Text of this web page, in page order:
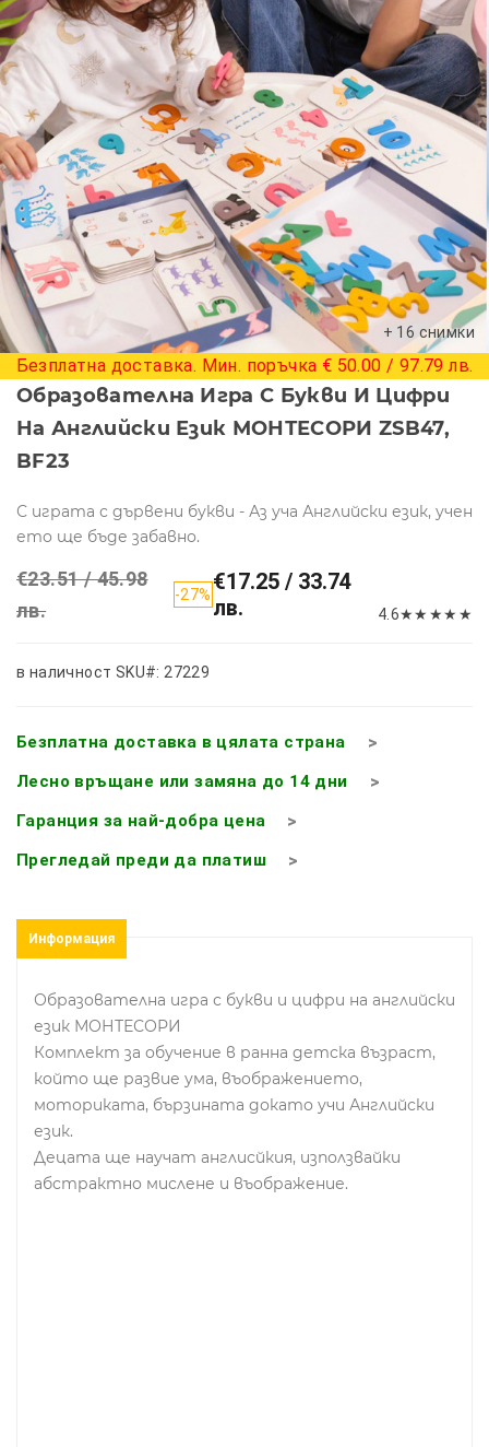
+ 16 снимки
Безплатна доставка. Мин. поръчка € 50.00 / 97.79 лв.
Образователна Игра С Букви И Цифри
На Английски Език МОНТЕСОРИ ZSB47,
BF23
С играта с дървени букви - Аз уча Английски език, учен
ето ще бъде забавно.
€23.51 / 45.98
лв.
-27%€17.25 / 33.74
лв.
4.6★★ ★★ ★
в наличност SKU#: 27229
Безплатна доставка в цялата страна
Лесно връщане или замяна до 14 дни
Гаранция за най-добра цена
Прегледай преди да платиш
Информация
Образователна игра с букви и цифри на английски
език МОНТЕСОРИ
Комплект за обучение в ранна детска възраст,
който ще развие ума, въображението,
моториката, бързината докато учи Английски
език.
Децата ще научат англисйкия, използвайки
абстрактно мислене и въображение.